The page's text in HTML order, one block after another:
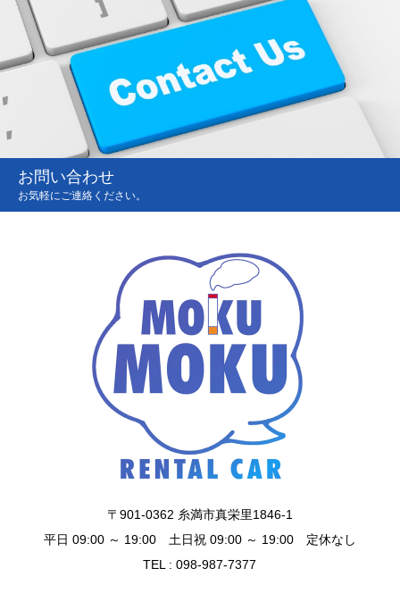
お問い合わせ
お気軽にご連絡ください。
〒901-0362 糸満市真栄里1846-1
平日 09:00 ～ 19:00 土日祝 09:00 ～ 19:00 定休なし
TEL : 098-987-7377